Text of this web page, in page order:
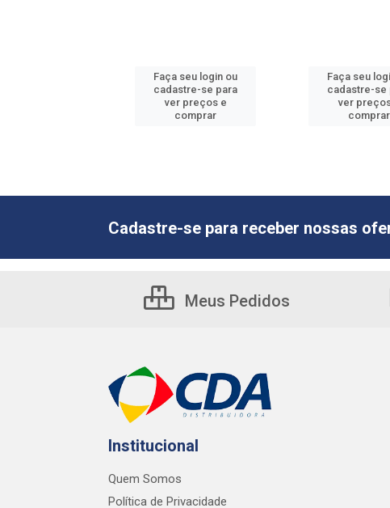
Faça seu login ou
cadastre-se para
ver preços e
comprar
Faça seu
cadastre-se
ver
comprar
Cadastre-se para receber nossas
Meus Pedidos
Institucional
Quem Somos
Política de Privacidade